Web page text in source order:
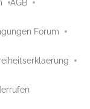
AGB
Forum